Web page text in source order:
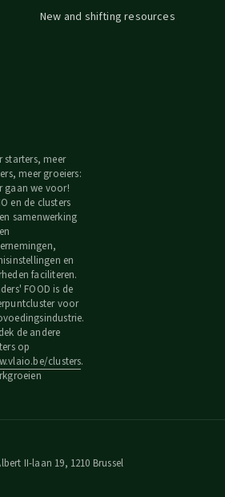
New and shifting resources
starters, meer
meer groeiers:
gaan we voor!
en de clusters
samenwerking
en
faciliteren.
FOOD is de
voor
de andere
op
clusters.
II-laan 19, 1210 Brussel